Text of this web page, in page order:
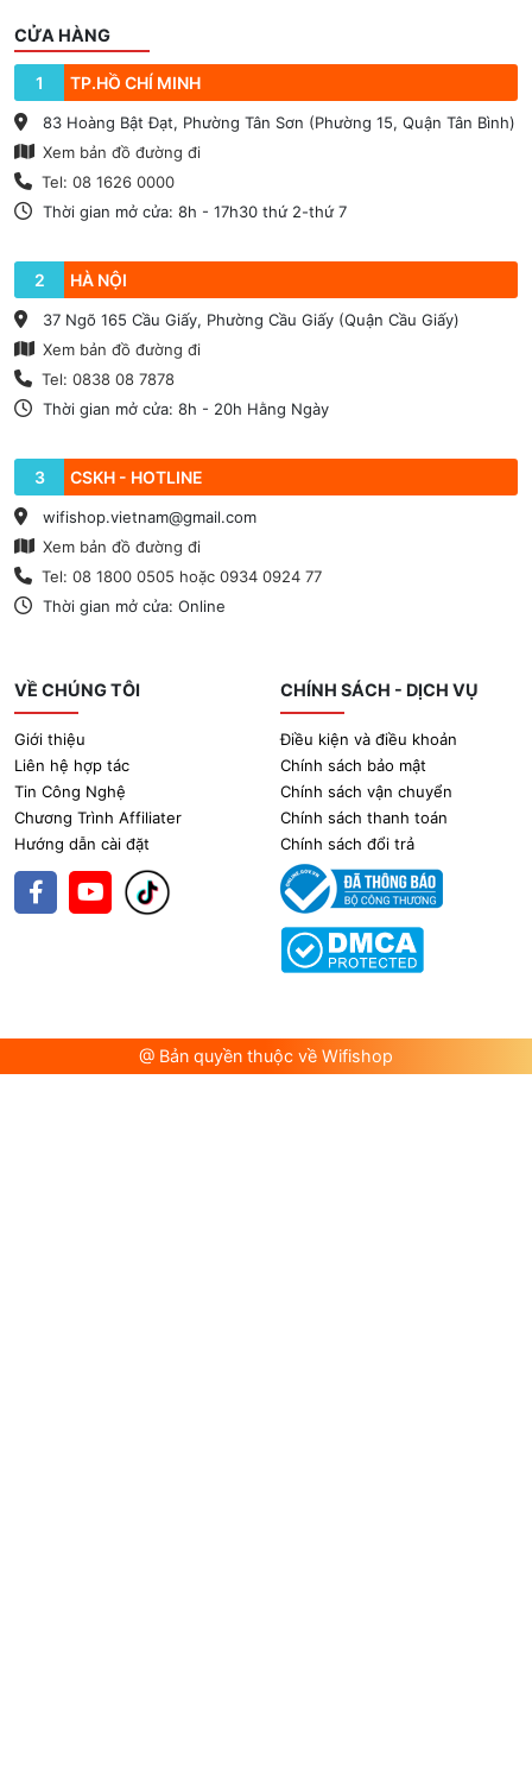
CỬA HÀNG
1 TP.HỒ CHÍ MINH
83 Hoàng Bật Đạt, Phường Tân Sơn (Phường 15, Quận Tân Bình)
Xem bản đồ đường đi
Tel: 08 1626 0000
Thời gian mở cửa: 8h - 17h30 thứ 2-thứ 7
2 HÀ NỘI
37 Ngõ 165 Cầu Giấy, Phường Cầu Giấy (Quận Cầu Giấy)
Xem bản đồ đường đi
Tel: 0838 08 7878
Thời gian mở cửa: 8h - 20h Hằng Ngày
3 CSKH - HOTLINE
wifishop.vietnam@gmail.com
Xem bản đồ đường đi
Tel: 08 1800 0505 hoặc 0934 0924 77
Thời gian mở cửa: Online
VỀ CHÚNG TÔI
Giới thiệu
Liên hệ hợp tác
Tin Công Nghệ
Chương Trình Affiliater
Hướng dẫn cài đặt
CHÍNH SÁCH - DỊCH VỤ
Điều kiện và điều khoản
Chính sách bảo mật
Chính sách vận chuyển
Chính sách thanh toán
Chính sách đổi trả
@ Bản quyền thuộc về Wifishop